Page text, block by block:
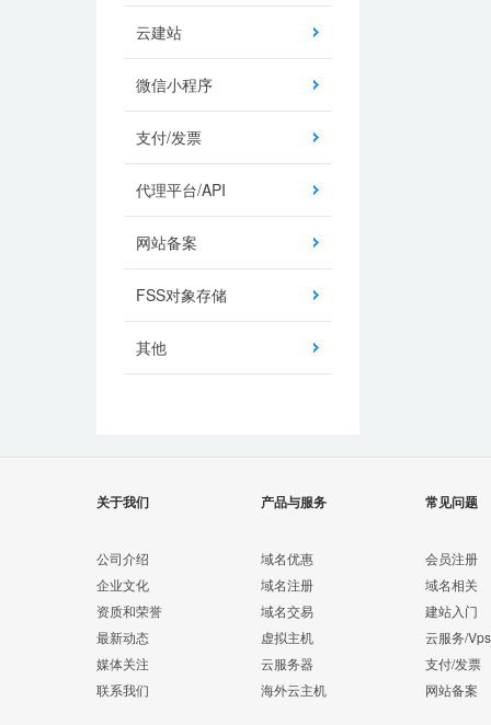
云建站
微信小程序
支付/发票
代理平台/API
网站备案
FSS对象存储
其他
关于我们
公司介绍
企业文化
资质和荣誉
最新动态
媒体关注
联系我们
产品与服务
域名优惠
域名注册
域名交易
虚拟主机
云服务器
海外云主机
常见问题
会员注册
域名相关
建站入门
云服务/Vps
支付/发票
网站备案